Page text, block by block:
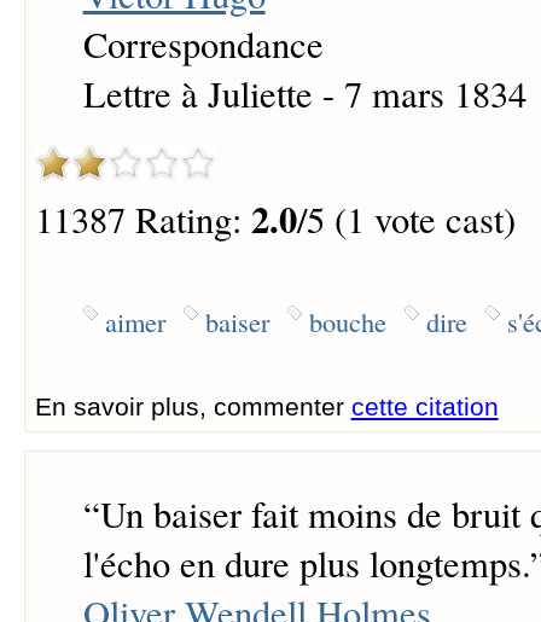
Correspondance
Lettre à Juliette - 7 mars 1834
11387 Rating: 2.0/5 (1 vote cast)
aimer baiser bouche dire
En savoir plus, commenter cette citation
“Un baiser fait moins de bruit
l'écho en dure plus longtemps.